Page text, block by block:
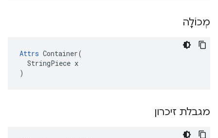
מְכוֹלָה
Attrs Container(
  StringPiece x
)
מגבלת זיכרון